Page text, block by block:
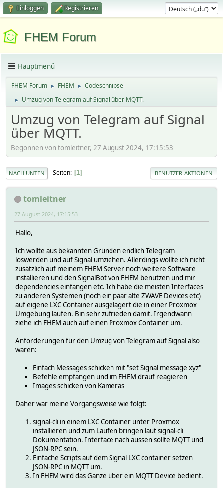
Einloggen Registrieren
FHEM Forum
Hauptmenü
FHEM Forum ► FHEM ► Codeschnipsel
► Umzug von Telegram auf Signal über MQTT.
Umzug von Telegram auf Signal
über MQTT.
Begonnen von tomleitner, 27 August 2024, 17:15:53
NACH UNTEN Seiten 1 BENUTZER-AKTIONEN
tomleitner
27 August 2024, 17:15:53
Hallo,
Ich wollte aus bekannten Gründen endlich Telegram
loswerden und auf Signal umziehen. Allerdings wollte ich nicht
zusätzlich auf meinem FHEM Server noch weitere Software
installieren und den SignalBot von FHEM benutzen und mir
dependencies einfangen etc. Ich habe die meisten Interfaces
zu anderen Systemen (noch ein paar alte ZWAVE Devices etc)
auf eigene LXC Container ausgelagert die in einer Proxmox
Umgebung laufen. Bin sehr zufrieden damit. Irgendwann
ziehe ich FHEM auch auf einen Proxmox Container um.
Anforderungen für den Umzug von Telegram auf Signal also
waren:
Einfach Messages schicken mit "set Signal message xyz"
Befehle empfangen und im FHEM drauf reagieren
Images schicken von Kameras
Daher war meine Vorgangsweise wie folgt:
signal-cli in einem LXC Container unter Proxmox
installieren und zum Laufen bringen laut signal-cli
Dokumentation. Interface nach aussen sollte MQTT und
JSON-RPC sein.
Einfache Scripts auf dem Signal LXC container setzen
JSON-RPC in MQTT um.
In FHEM wird das Ganze über ein MQTT Device bedient.